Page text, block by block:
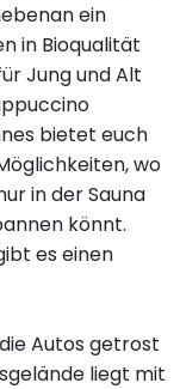
ein
in Bioqualität
Jung und Alt
bietet euch
wo
in der Sauna
könnt.
es einen
Autos getrost
liegt mit